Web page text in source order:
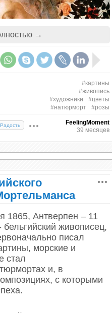
фрезии
Йоханссон
цветами, когда
для съемок. Его
фрезии,
и невинность. Наиболее
с Младенцем и Иоанном
1475;
→
#картины
#живопись
#художники
#цветы
#натюрморт
#розы
Радость
FeelingMoment
39 месяцев
1865, Антверпен – 11
живописец,
писал
морские и
стал
и, в
с которыми